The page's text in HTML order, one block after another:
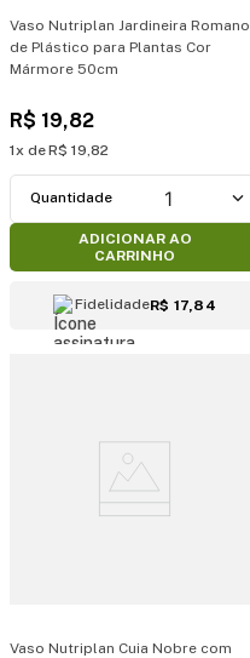
Vaso Nutriplan Jardineira Romano
de Plástico para Plantas Cor
Mármore 50cm
R$ 19,82
1 R$ 19,82
1
ADICIONAR AO
CARRINHO
FidelidadeR$ 17,84
Vaso Nutriplan Cuia Nobre com